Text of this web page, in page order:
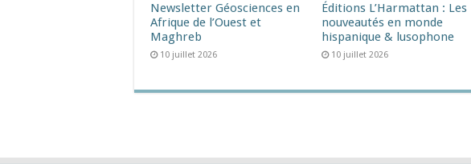
Newsletter Géosciences en
Afrique de l’Ouest et
Maghreb
10 juillet 2026
Éditions L’Harmattan : Les
nouveautés en monde
hispanique & lusophone
10 juillet 2026